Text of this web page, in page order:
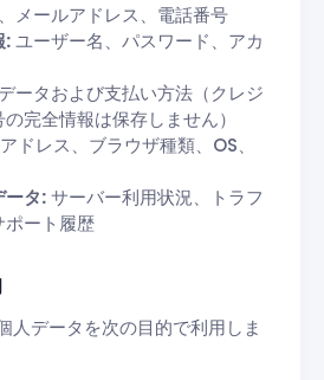
メールアドレス、電話番号
:ユーザー名、パスワード、アカ
ータおよび支払い方法（クレジ
完全情報は保存しません）
ドレス、ブラウザ種類、OS、
ータ:サーバー利用状況、トラフ
ポート履歴
人データを次の目的で利用しま